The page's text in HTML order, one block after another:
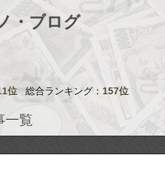
・ブログ
位 総合ランキング： 157位
一覧